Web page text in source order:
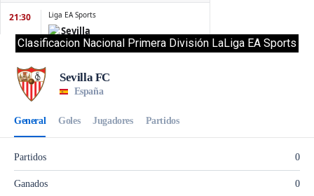
Clasificacion Nacional Primera División LaLiga EA Sports